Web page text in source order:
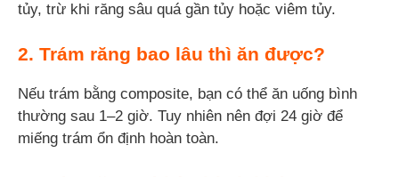
tủy, trừ khi răng sâu quá gần tủy hoặc viêm tủy.
2. Trám răng bao lâu thì ăn được?
Nếu trám bằng composite, bạn có thể ăn uống bình
thường sau 1–2 giờ. Tuy nhiên nên đợi 24 giờ để
miếng trám ổn định hoàn toàn.